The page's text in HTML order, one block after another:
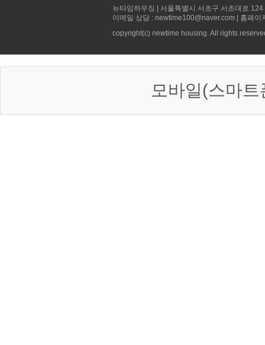
뉴타임하우징 | 서울특별시 서초구 서초대로
이메일 상담 : newtime100@naver.com | 홈페
copyright(c) newtime housing. All rights
모바일(스마